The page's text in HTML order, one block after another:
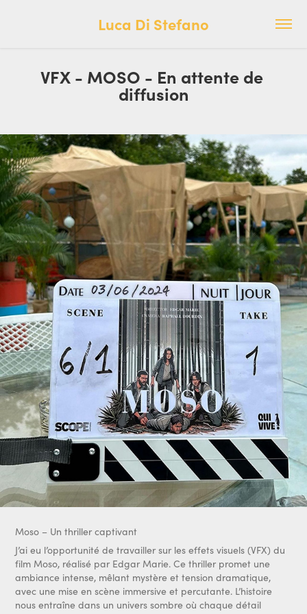
Luca Di Stefano
VFX - MOSO - En attente de
diffusion
Moso – Un thriller captivant
J’ai eu l’opportunité de travailler sur les effets visuels (VFX) du
film Moso, réalisé par Edgar Marie. Ce thriller promet une
ambiance intense, mêlant mystère et tension dramatique,
avec une mise en scène immersive et percutante. L’histoire
nous entraîne dans un univers sombre où chaque détail